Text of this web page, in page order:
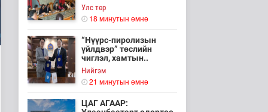
Улс төр
18 минутын өмнө
“Нүүрс-пиролизын
үйлдвэр” төслийн
чиглэл, хамтын..
Нийгэм
21 минутын өмнө
ЦАГ АГААР: